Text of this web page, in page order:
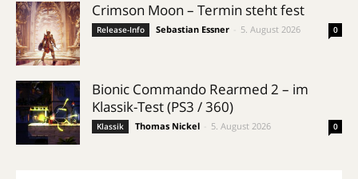
Crimson Moon – Termin steht fest
Release-Info Sebastian Essner 5. August 2026 0
Bionic Commando Rearmed 2 – im
Klassik-Test (PS3 / 360)
Klassik Thomas Nickel 5. August 2026 0